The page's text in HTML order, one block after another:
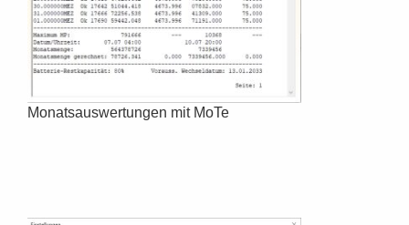
Monatsauswertungen mit MoTe